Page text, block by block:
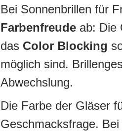
Bei Sonnenbrillen für
Farbenfreude ab: Die
das Color Blocking
möglich sind.
Abwechslung.
Die Farbe der Gläser
Geschmacksfrage.